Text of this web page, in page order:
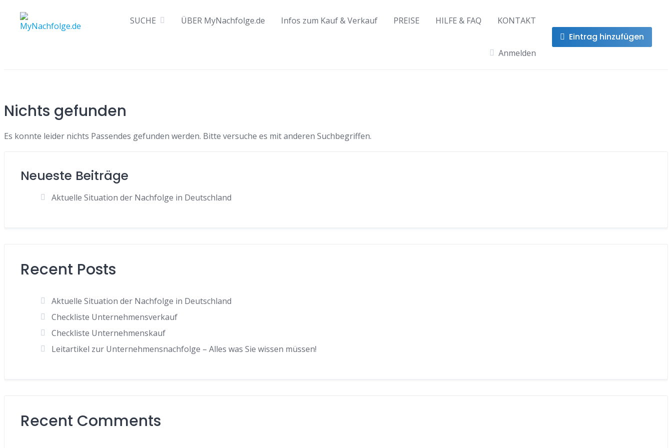
content
SUCHE ÜBER MyNachfolge.de Infos zum Kauf & Verkauf PREISE HILFE & FAQ KONTAKT
Anmelden
Eintrag hinzufügen
Nichts gefunden
Es konnte leider nichts Passendes gefunden werden. Bitte versuche es mit anderen Suchbegriffen.
Neueste Beiträge
Aktuelle Situation der Nachfolge in Deutschland
Recent Posts
Aktuelle Situation der Nachfolge in Deutschland
Checkliste Unternehmensverkauf
Checkliste Unternehmenskauf
Leitartikel zur Unternehmensnachfolge – Alles was Sie wissen müssen!
Recent Comments